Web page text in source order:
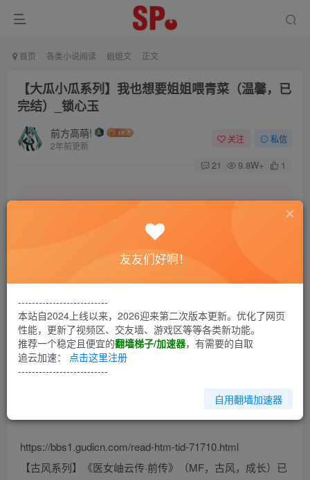
首页 各类小说阅读 姐姐文 正文
【大瓜小瓜系列】我也想要姐姐喂青菜（温馨，已
完结）_锁心玉
前方高萌!
2年前更新
关注 私信
21 9.8W+ 1
另有小说阅读站点，网罗包括训诫文、腐文在内的
第1回
欢迎大家来给小瓜的文章捧场！
https://bbs1.gudicn.com/read-htm-tid-71710.html
【古风系列】《医女岫云传·前传》（MF，古风，成长）已
友友们好啊！
--------------------------
本站自2024上线以来，2026迎来第二次版本更新。优化了网页
性能，更新了视频区、交友墙、游戏区等等各类新功能。
推荐一个稳定且便宜的翻墙梯子/加速器，有需要的自取
追云加速： 点击这里注册
--------------------------
自用翻墙加速器